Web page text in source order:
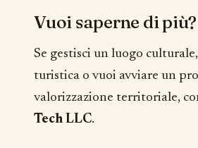
Vuoi saperne di più?
Se gestisci un luogo
turistica o vuoi avviare un
valorizzazione territoriale,
Tech LLC.